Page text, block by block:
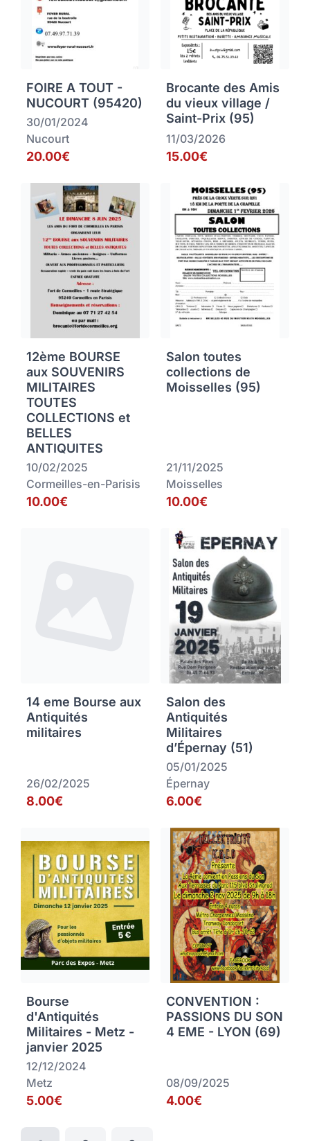
FOIRE A TOUT -
NUCOURT (95420)
30/01/2024
Nucourt
20.00€
Brocante des Amis
du vieux village /
Saint-Prix (95)
11/03/2026
15.00€
12ème BOURSE
aux SOUVENIRS
MILITAIRES
TOUTES
COLLECTIONS et
BELLES
ANTIQUITES
10/02/2025
Cormeilles-en-Parisis
10.00€
Salon toutes
collections de
Moisselles (95)
21/11/2025
Moisselles
10.00€
14 eme Bourse aux
Antiquités
militaires
26/02/2025
8.00€
Salon des
Antiquités
Militaires
d’Épernay (51)
05/01/2025
Épernay
6.00€
Bourse
d'Antiquités
Militaires - Metz -
janvier 2025
12/12/2024
Metz
5.00€
CONVENTION :
PASSIONS DU SON
4 EME - LYON (69)
08/09/2025
4.00€